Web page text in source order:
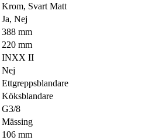
Krom, Svart Matt
Ja, Nej
388 mm
220 mm
INXX II
Nej
Ettgreppsblandare
Köksblandare
G3/8
Mässing
106 mm